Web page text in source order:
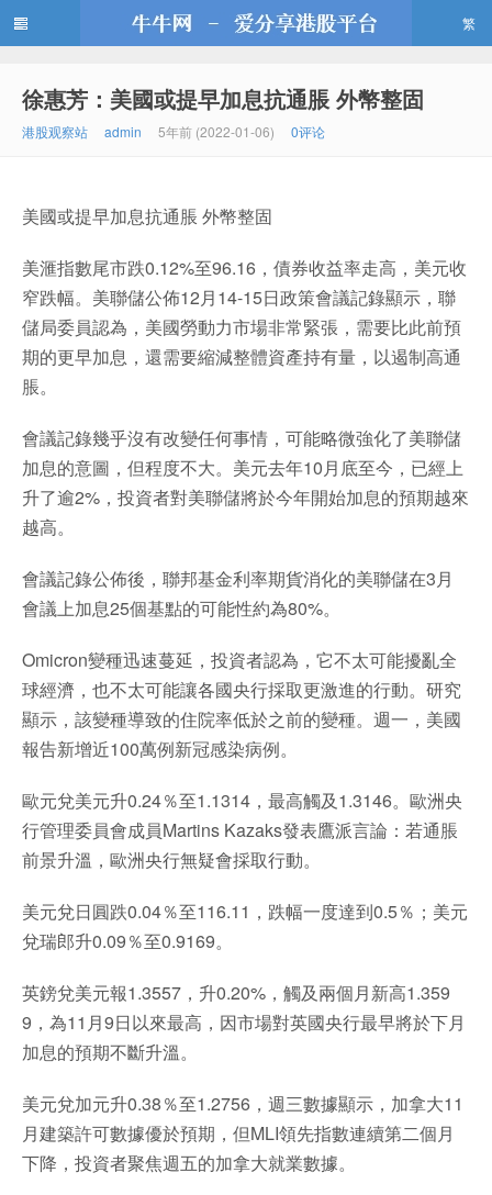
牛牛网
繁
徐惠芳：美國或提早加息抗通脹 外幣整固
港股观察站 admin 5年前 (2022-01-06) 0评论
美國或提早加息抗通脹 外幣整固
美滙指數尾市跌0.12%至96.16，債券收益率走高，美元收
窄跌幅。美聯儲公佈12月14-15日政策會議記錄顯示，聯
儲局委員認為，美國勞動力市場非常緊張，需要比此前預
期的更早加息，還需要縮減整體資產持有量，以遏制高通
脹。
會議記錄幾乎沒有改變任何事情，可能略微強化了美聯儲
加息的意圖，但程度不大。美元去年10月底至今，已經上
升了逾2%，投資者對美聯儲將於今年開始加息的預期越來
越高。
會議記錄公佈後，聯邦基金利率期貨消化的美聯儲在3月
會議上加息25個基點的可能性約為80%。
Omicron變種迅速蔓延，投資者認為，它不太可能擾亂全
球經濟，也不太可能讓各國央行採取更激進的行動。研究
顯示，該變種導致的住院率低於之前的變種。週一，美國
報告新增近100萬例新冠感染病例。
歐元兌美元升0.24％至1.1314，最高觸及1.3146。歐洲央
行管理委員會成員Martins Kazaks發表鷹派言論：若通脹
前景升溫，歐洲央行無疑會採取行動。
美元兌日圓跌0.04％至116.11，跌幅一度達到0.5％；美元
兌瑞郎升0.09％至0.9169。
英鎊兌美元報1.3557，升0.20%，觸及兩個月新高1.359
9，為11月9日以來最高，因市場對英國央行最早將於下月
加息的預期不斷升溫。
美元兌加元升0.38％至1.2756，週三數據顯示，加拿大11
月建築許可數據優於預期，但MLI領先指數連續第二個月
下降，投資者聚焦週五的加拿大就業數據。